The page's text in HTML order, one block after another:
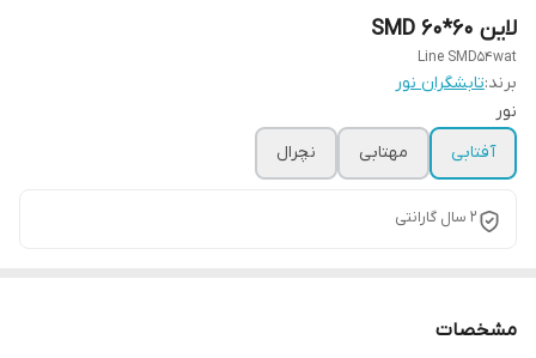
لاین SMD 60*60
Line SMD54wat
برند:تابشگران نور
نور
آفتابی
مهتابی نچرال
2 سال گارانتی
مشخصات